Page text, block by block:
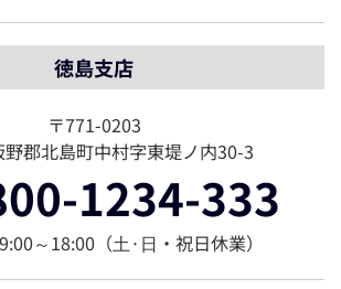
徳島支店
〒771-0203
郡北島町中村字東堤ノ内30-3
1234-333
～18:00（⼟·⽇・祝日休業）